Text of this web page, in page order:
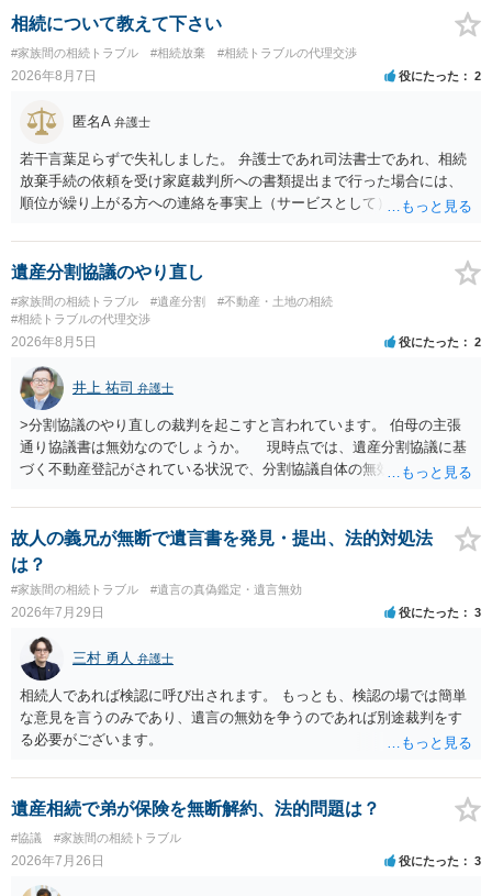
ける役員の選任が会長の専権でできるのであれば，貴殿と会長との合
相続について教えて下さい
#家族間の相続トラブル #相続放棄 #相続トラブルの代理交渉
2026年8月7日 役にたった 2
匿名A 弁護士
若干言葉足らずで失礼しました。 弁護士であれ司法書士であれ、相続
放棄手続の依頼を受け家庭裁判所への書類提出まで行った場合には、
順位が繰り上がる方への連絡を事実上（サービスとして）行うことは
できない、という意味でした。
遺産分割協議のやり直し
#家族間の相続トラブル #遺産分割
#不動産・土地の相続
#相続トラブルの代理交渉
2026年8月5日 役にたった 2
井上 祐司 弁護士
>分割協議のやり直しの裁判を起こすと言われています。 伯母の主張
通り協議書は無効なのでしょうか。 現時点では、遺産分割協議に基
づく不動産登記がされている状況で、分割協議自体の無効を裁判所が
方の訴訟の主張及び立証次第ですが、 ・御祖母様の認知能力に関する
医師の意見書、筆跡鑑定 が提出されればその効力が否定される可能性
はありますが、 ・伯母様自身が分割協議に加わっていること ・御祖母
様の意に反する遺産分割協議を行う実益が誰にあったかの立証が困難
であること からすると、実際に遺産分割協議の効力が否定される可能
性はそれほど高くない（立証のハードルは非常に高い）ということが
言えると思います。
故人の義兄が無断で遺言書を発見・提出、法的対処法
は？
#家族間の相続トラブル #遺言の真偽鑑定・遺言無効
2026年7月29日 役にたった 3
三村 勇人 弁護士
相続人であれば検認に呼び出されます。 もっとも、検認の場では簡単
な意見を言うのみであり、遺言の無効を争うのであれば別途裁判をす
る必要がございます。
遺産相続で弟が保険を無断解約、法的問題は？
#協議 #家族間の相続トラブル
2026年7月26日 役にたった 3